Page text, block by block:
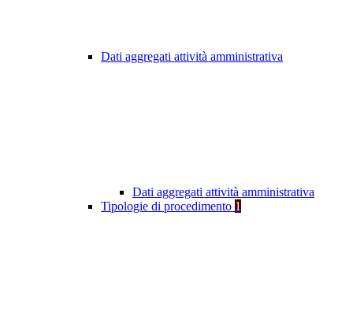
Dati aggregati attività amministrativa
Dati aggregati attività amministrativa
Tipologie di procedimento 1